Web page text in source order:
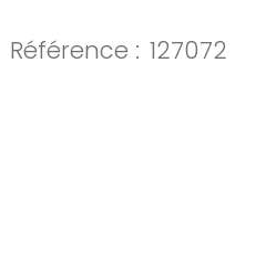
Référence : 127072